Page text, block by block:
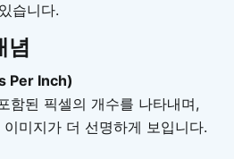
습니다.
념
Per Inch)
함된 픽셀의 개수를 나타내며,
미지가 더 선명하게 보입니다.